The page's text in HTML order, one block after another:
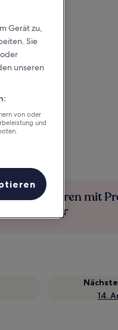
Mehr sparen mit
Mitglieder
14.
Gerät zu,
Sie
unseren
von oder
und